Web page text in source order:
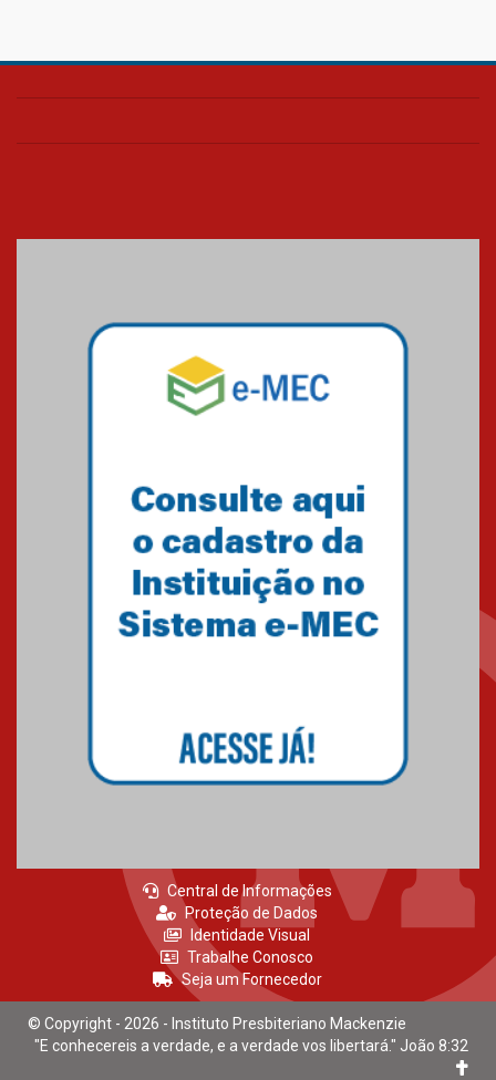
Confira como foi o culto mensal
Mackenzie mobiliza campanha
solidária para apoiar famílias em
Minas Gerais
Primeiro culto do ano ressalta o
27.02.2026
Central de Informações
Proteção de Dados
Identidade Visual
Trabalhe Conosco
Seja um Fornecedor
© Copyright - 2026 - Instituto Presbiteriano Mackenzie
"E conhecereis a verdade, e a verdade vos libertará." João 8:32